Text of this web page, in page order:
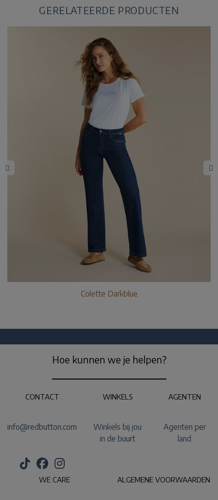
GERELATEERDE PRODUCTEN
Colette Darkblue
Hoe kunnen we je helpen?
CONTACT
info@redbutton.com
WINKELS
Winkels bij jou
in de buurt
AGENTEN
Agenten per
land
WE CARE ALGEMENE VOORWAARDEN